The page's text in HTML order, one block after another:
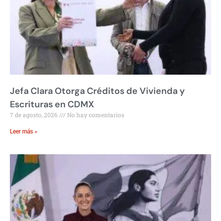
Jefa Clara Otorga Créditos de Vivienda y
Escrituras en CDMX
7 de agosto, 2026 No hay comentarios
Leer más »